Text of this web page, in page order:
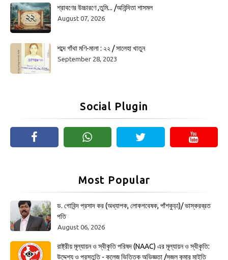
শ্রাবণের উচ্চারণে ,তুমি... /অনিন্দিতা শাসমল
August 07, 2026
শব্দে গাঁথা মণি-মালা : ২২ / সালেহা খাতুন
September 28, 2023
Social Plugin
Most Popular
ড. গোবিন্দ প্রসাদ কর (অধ্যাপক, লোকগবেষক, পাঁশকুড়া)/ ভাস্করব্রত
পতি
August 06, 2026
রাষ্ট্রীয় মূল্যায়ন ও স্বীকৃতি পরিষদ (NAAC) এর মূল্যায়ন ও স্বীকৃতি:
উদ্দেশ্য ও প্রস্তুতি - কলেজ ভিত্তিক অভিজ্ঞতা /সজল কুমার মাইতি